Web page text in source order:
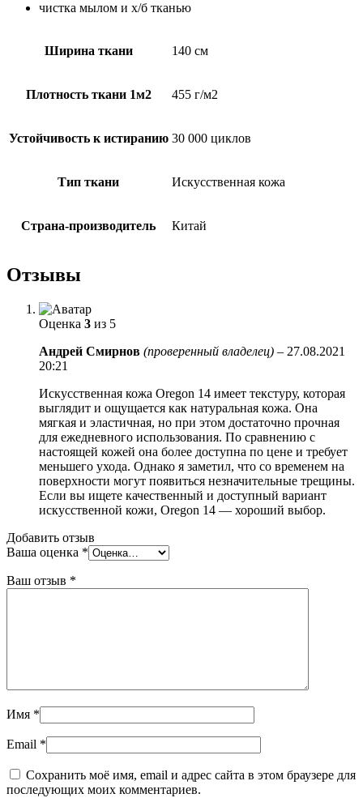
чистка мылом и х/б тканью
Ширина ткани 140 см
Плотность ткани 1м2 455 г/м2
Устойчивость к истиранию 30 000 циклов
Тип ткани Искусственная кожа
Страна-производитель Китай
Отзывы
Оценка 3 из 5
Андрей Смирнов (проверенный владелец) – 27.08.2021
20:21
Искусственная кожа Oregon 14 имеет текстуру, которая
выглядит и ощущается как натуральная кожа. Она
мягкая и эластичная, но при этом достаточно прочная
для ежедневного использования. По сравнению с
настоящей кожей она более доступна по цене и требует
меньшего ухода. Однако я заметил, что со временем на
поверхности могут появиться незначительные трещины.
Если вы ищете качественный и доступный вариант
искусственной кожи, Oregon 14 — хороший выбор.
Добавить отзыв
Ваша оценка *
Ваш отзыв *
Имя *
Email *
Сохранить моё имя, email и адрес сайта в этом браузере для
последующих моих комментариев.